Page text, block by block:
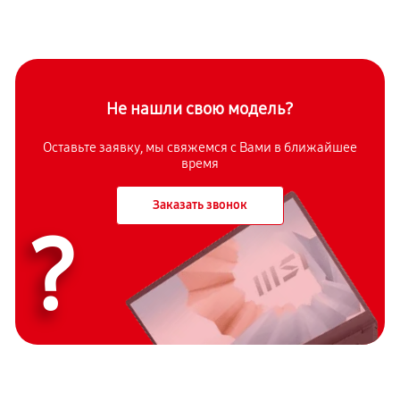
Не нашли свою модель?
Оставьте заявку, мы свяжемся с Вами в ближайшее
время
Заказать звонок
?